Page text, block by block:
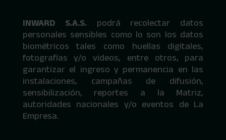
INWARD S.A.S.podrá recolectar datos
personales sensibles como lo son los datos
biométricos tales como huellas digitales,
fotografías y/o videos, entre otros, para
garantizar el ingreso y permanencia en las
instalaciones, campañas de difusión,
sensibilización, reportes a la Matriz,
autoridades nacionales y/o eventos de La
Empresa.